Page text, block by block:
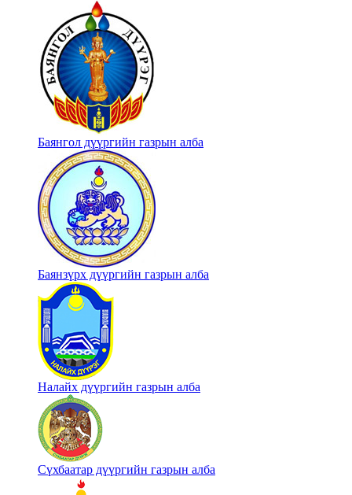
Баянгол дүүргийн газрын алба
Баянзүрх дүүргийн газрын алба
Налайх дүүргийн газрын алба
Сүхбаатар дүүргийн газрын алба